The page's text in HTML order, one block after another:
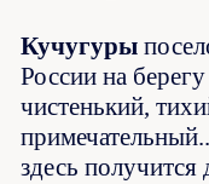
Кучугуры
России на
чистенький,
здесь получится